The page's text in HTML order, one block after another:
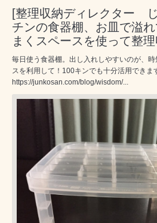
[整理収納ディレクター
チンの食器棚、お皿で溢
まくスペースを使って整
毎日使う食器棚。出し入れしやすいのが、
スを利用して！100キンでも十分活用できま
https://junkosan.com/blog/wisdom/...